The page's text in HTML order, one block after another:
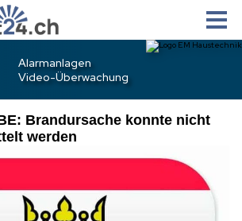
Brandursache konnte nicht
werden